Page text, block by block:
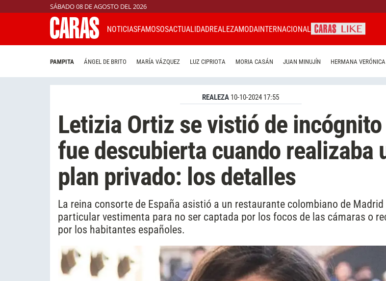
SÁBADO 08 DE AGOSTO DEL 2026
NOTICIASFAMOSOSACTUALIDADREALEZAMODAINTERNACIONAL
PAMPITA ÁNGEL DE BRITO MARÍA VÁZQUEZ LUZ CIPRIOTA MORIA CASÁN JUAN MINUJÍN HERMANA VERÓNICA
REALEZA 10-10-2024 17:55
Letizia Ortiz se vistió de
fue descubierta cuando realizaba
plan privado: los detalles
La reina consorte de España asistió a un restaurante colombiano de Madrid
particular vestimenta para no ser captada por los focos de las cámaras o
por los habitantes españoles.